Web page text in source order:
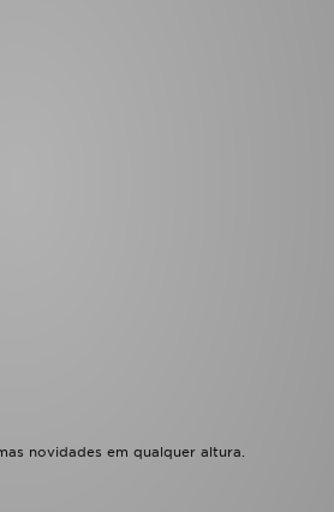
novidades em qualquer altura.